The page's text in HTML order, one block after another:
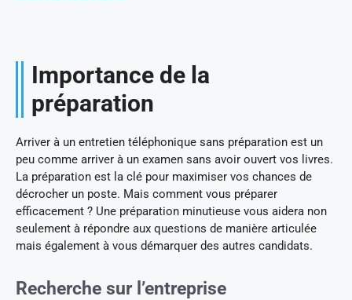
Importance de la
préparation
Arriver à un entretien téléphonique sans préparation est un
peu comme arriver à un examen sans avoir ouvert vos livres.
La préparation est la clé pour maximiser vos chances de
décrocher un poste. Mais comment vous préparer
efficacement ? Une préparation minutieuse vous aidera non
seulement à répondre aux questions de manière articulée
mais également à vous démarquer des autres candidats.
Recherche sur l’entreprise